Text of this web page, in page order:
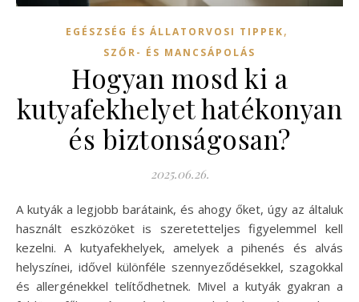
EGÉSZSÉG ÉS ÁLLATORVOSI TIPPEK,
SZŐR- ÉS MANCSÁPOLÁS
Hogyan mosd ki a
kutyafekhelyet hatékonyan
és biztonságosan?
2025.06.26.
A kutyák a legjobb barátaink, és ahogy őket, úgy az általuk
használt eszközöket is szeretetteljes figyelemmel kell
kezelni. A kutyafekhelyek, amelyek a pihenés és alvás
helyszínei, idővel különféle szennyeződésekkel, szagokkal
és allergénekkel telítődhetnek. Mivel a kutyák gyakran a